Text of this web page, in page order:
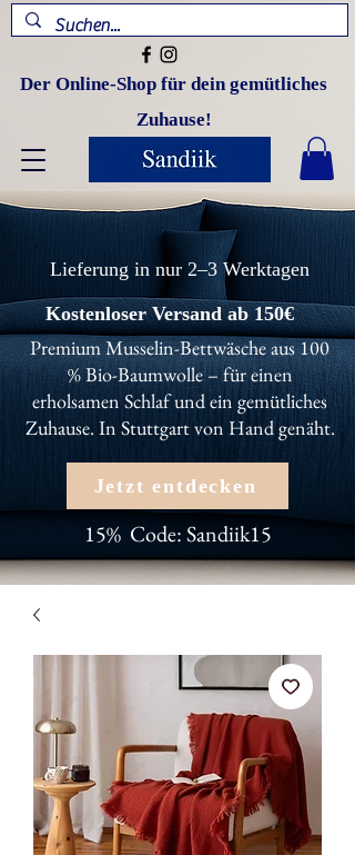
Der Online-Shop für dein gemütliches
Zuhause!
Lieferung in nur 2–3 Werktagen
Kostenloser Versand ab 150€
Premium Musselin-Bettwäsche aus 100
% Bio-Baumwolle – für einen
erholsamen Schlaf und ein gemütliches
Zuhause. In Stuttgart von Hand genäht.
Jetzt entdecken
15% Code: Sandiik15